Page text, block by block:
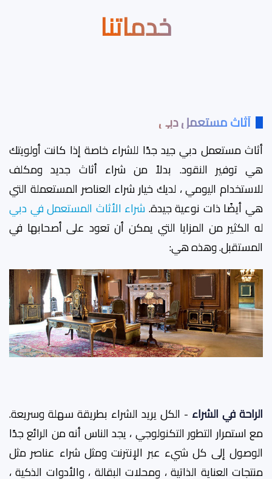
خدماتنا
أثاث مستعمل دبي
أثاث مستعمل دبي جيد جدًا للشراء خاصة إذا كانت أولويتك
هي توفير النقود. بدلاً من شراء أثاث جديد ومكلف
للاستخدام اليومي ، لديك خيار شراء العناصر المستعملة التي
هي أيضًا ذات نوعية جيدة.شراء الأثاث المستعمل في دبي
له الكثير من المزايا التي يمكن أن تعود على أصحابها في
المستقبل. وهذه هي:
الراحة في الشراء - الكل يريد الشراء بطريقة سهلة وسريعة.
مع استمرار التطور التكنولوجي ، يجد الناس أنه من الرائع جدًا
الوصول إلى كل شيء عبر الإنترنت ومثل شراء عناصر مثل
منتجات العناية الذاتية ، ومحلات البقالة ، والأدوات الذكية ،